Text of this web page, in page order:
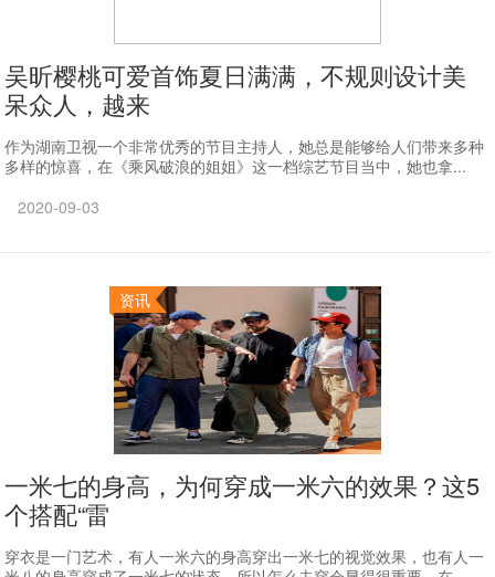
吴昕樱桃可爱首饰夏日满满，不规则设计美
呆众人，越来
作为湖南卫视一个非常优秀的节目主持人，她总是能够给人们带来多种
多样的惊喜，在《乘风破浪的姐姐》这一档综艺节目当中，她也拿...
2020-09-03
资讯
一米七的身高，为何穿成一米六的效果？这5
个搭配“雷
穿衣是一门艺术，有人一米六的身高穿出一米七的视觉效果，也有人一